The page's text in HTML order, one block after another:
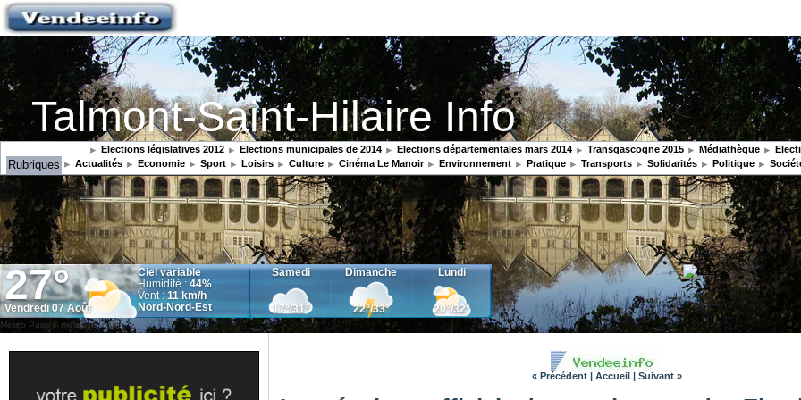
Talmont-Saint-Hilaire Info
Médiathèque
Transgascogne 2015
Elections départementales mars 2014
Elections municipales de 2014
Elections législatives 2012
Politique
Solidarités
Transports
Pratique
Environnement
Cinéma Le Manoir
Culture
Loisirs
Sport
Economie
Actualités
Rubriques
Météo Paris© meteocity.com
« Précédent | Accueil | Suivant »